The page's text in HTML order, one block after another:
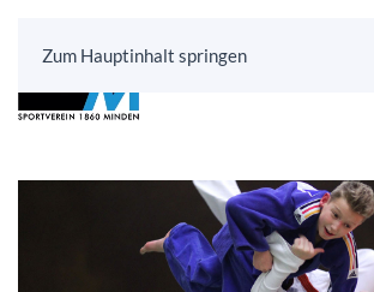
Zum Hauptinhalt springen